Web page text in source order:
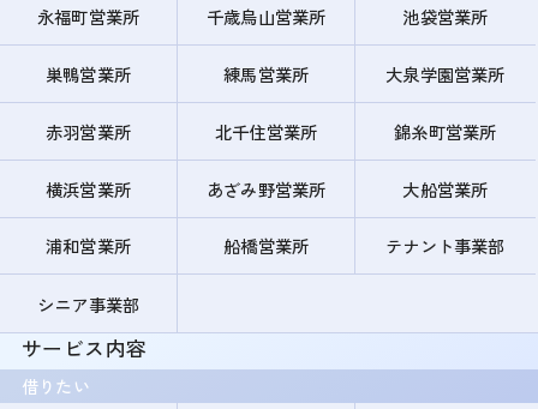
永福町営業所 千歳烏山営業所 池袋営業所
巣鴨営業所 練馬営業所 大泉学園営業所
赤羽営業所 北千住営業所 錦糸町営業所
横浜営業所 あざみ野営業所 大船営業所
浦和営業所 船橋営業所 テナント事業部
シニア事業部
サービス内容
借りたい